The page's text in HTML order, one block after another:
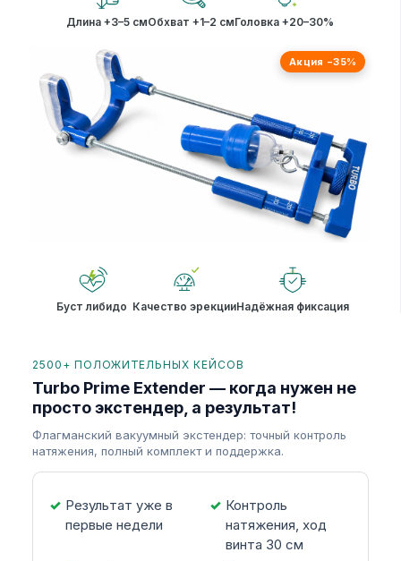
Длина +3–5 смОбхват +1–2 смГоловка +20–30%
Акция −35%
Буст либидо Качество эрекцииНадёжная фиксация
2500+ ПОЛОЖИТЕЛЬНЫХ КЕЙСОВ
Turbo Prime Extender — когда нужен не
просто экстендер, а результат!
Флагманский вакуумный экстендер: точный контроль
натяжения, полный комплект и поддержка.
Результат уже в
первые недели
Контроль
натяжения, ход
винта 30 см